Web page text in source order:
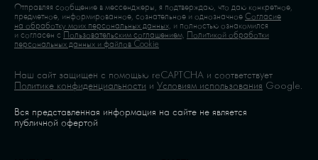
Отправляя сообщение в мессенджеры, я подтверждаю, что даю конкретное,
предметное, информированное, сознательное и однозначноеСогласие
на обработку моих персональных данных, и полностью ознакомился
и согласен сПользовательским соглашением, Политикой обработки
персональных данных и файлов Cookie
Наш сайт защищен с помощью reCAPTCHA и соответствует
Политике конфиденциальности и Условиям использования Google.
Вся представленная информация на сайте не является
публичной офертой